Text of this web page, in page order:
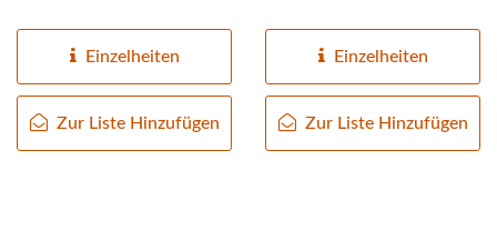
Produktionskapazität...
Einzelheiten
Zur Liste Hinzufügen
können die
Produktionskapazität...
Einzelheiten
Zur Liste Hinzufügen